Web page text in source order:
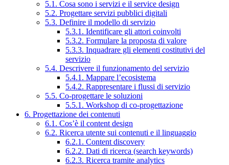
5.1. Cosa sono i servizi e il service design
5.2. Progettare servizi pubblici digitali
5.3. Definire il modello di servizio
5.3.1. Identificare gli attori coinvolti
5.3.2. Formulare la proposta di valore
5.3.3. Inquadrare gli elementi costitutivi del
servizio
5.4. Descrivere il funzionamento del servizio
5.4.1. Mappare l’ecosistema
5.4.2. Rappresentare i flussi di servizio
5.5. Co-progettare le soluzioni
5.5.1. Workshop di co-progettazione
6. Progettazione dei contenuti
6.1. Cos’è il content design
6.2. Ricerca utente sui contenuti e il linguaggio
6.2.1. Content discovery
6.2.2. Dati di ricerca (search keywords)
6.2.3. Ricerca tramite analytics